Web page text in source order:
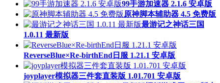
99手游加速器 2.1.6 安卓版
原神脚本辅助器 4.5 免费版
最游记之神话三国
1.0.11 最新版
ReverseBlue×Re-birthEnd日服 1.21.1 安卓版
joyplayer模拟器三件套直装版 1.01.701 安卓版